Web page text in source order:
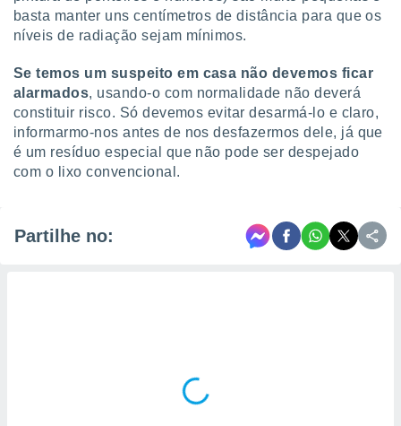
basta manter uns centímetros de distância para que os
níveis de radiação sejam mínimos.
Se temos um suspeito em casa não devemos ficar
alarmados, usando-o com normalidade não deverá
constituir risco. Só devemos evitar desarmá-lo e claro,
informarmo-nos antes de nos desfazermos dele, já que
é um resíduo especial que não pode ser despejado
com o lixo convencional.
Partilhe no: